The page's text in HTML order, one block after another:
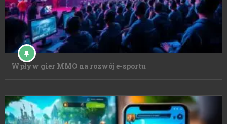
Wpływ gier MMO na rozwój e-sportu